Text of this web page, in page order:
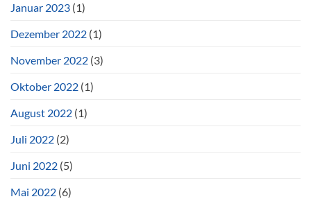
Januar 2023 (1)
Dezember 2022 (1)
November 2022 (3)
Oktober 2022 (1)
August 2022 (1)
Juli 2022 (2)
Juni 2022 (5)
Mai 2022 (6)